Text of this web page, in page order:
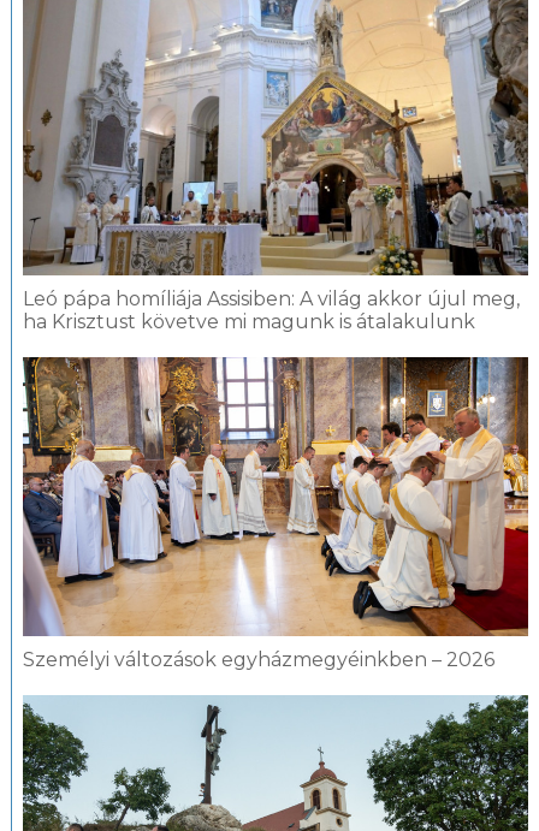
Leó pápa homíliája Assisiben: A világ akkor újul meg,
ha Krisztust követve mi magunk is átalakulunk
Személyi változások egyházmegyéinkben – 2026